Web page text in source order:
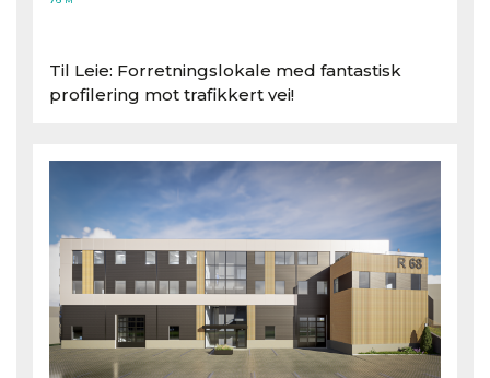
Til Leie: Forretningslokale med fantastisk
profilering mot trafikkert vei!